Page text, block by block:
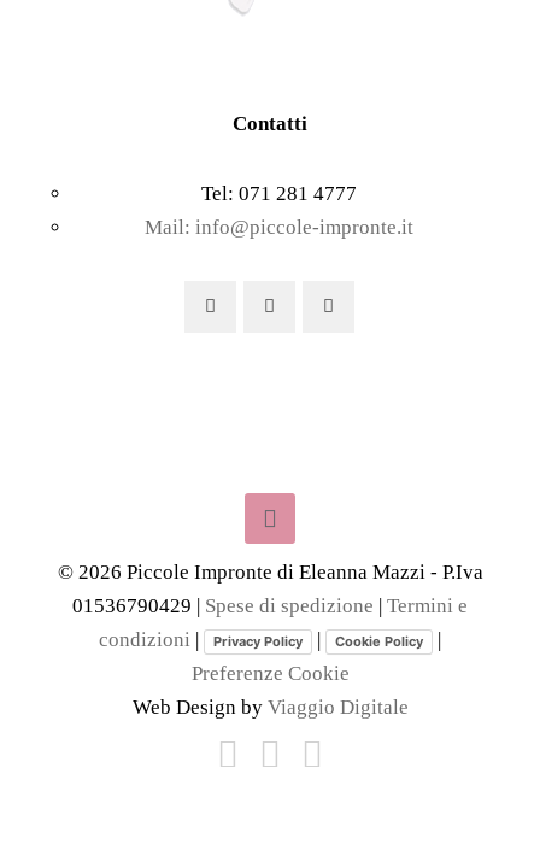
Contatti
Tel: 071 281 4777
Mail: info@piccole-impronte.it
© 2026 Piccole Impronte di Eleanna Mazzi - P.Iva
01536790429 | Spese di spedizione | Termini e
condizioni | Privacy Policy | Cookie Policy
|
Preferenze Cookie
Web Design by Viaggio Digitale